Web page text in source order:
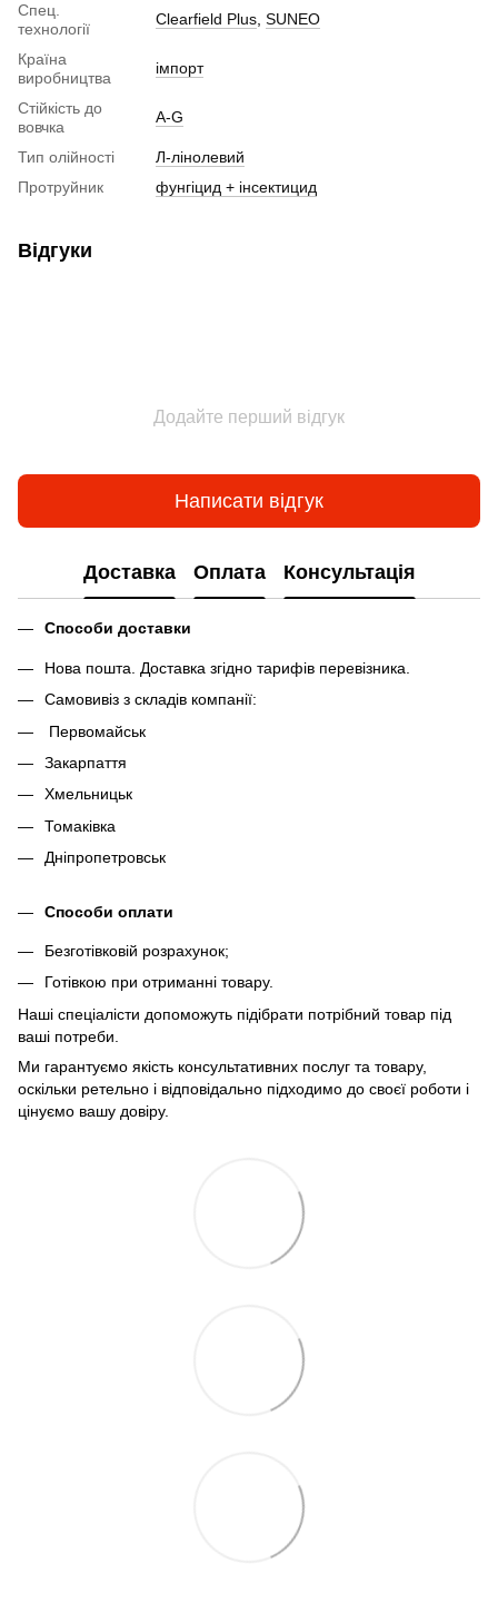
Спец.
технології
Clearfield Plus, SUNEO
Країна
виробництва
імпорт
Стійкість до
вовчка
A-G
Тип олійності
Л-лінолевий
Протруйник
фунгіцид + інсектицид
Відгуки
Додайте перший відгук
Написати відгук
Доставка Оплата Консультація
Способи доставки
Нова пошта. Доставка згідно тарифів перевізника.
Самовивіз з складів компанії:
Первомайськ
Закарпаття
Хмельницьк
Томаківка
Дніпропетровськ
Способи оплати
Безготівковій розрахунок;
Готівкою при отриманні товару.
Наші спеціалісти допоможуть підібрати потрібний товар під
ваші потреби.
Ми гарантуємо якість консультативних послуг та товару,
оскільки ретельно і відповідально підходимо до своєї роботи і
цінуємо вашу довіру.